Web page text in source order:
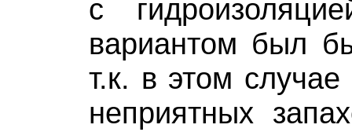
с
вариантом был
т.к. в этом
неприятных